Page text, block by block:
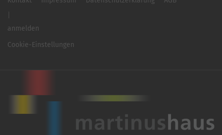
anmelden
Cookie-Einstellungen